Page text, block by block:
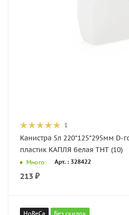
1
Канистра 5л 220*125*295мм D-
пластик КАПЛЯ белая ТНТ (10)
Много Арт. : 328422
213 ₽
HoReCa Без скидок